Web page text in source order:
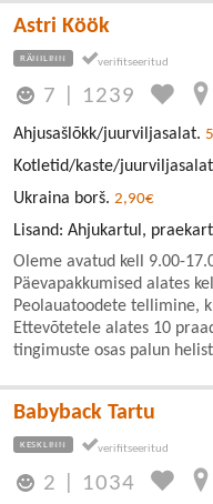
Astri Köök
RÄNILINN
7 1239
Ahjusašlõkk/juurviljasalat.
Kotletid/kaste/
Ukraina borš. 2,90€
Lisand: Ahjukartul,
Oleme avatud kell 9.00-
Päevapakkumised alates
Peolauatoodete tellimine,
Ettevõtetele alates 10
tingimuste osas palun
Babyback Tartu
KESKLINN
2 1034